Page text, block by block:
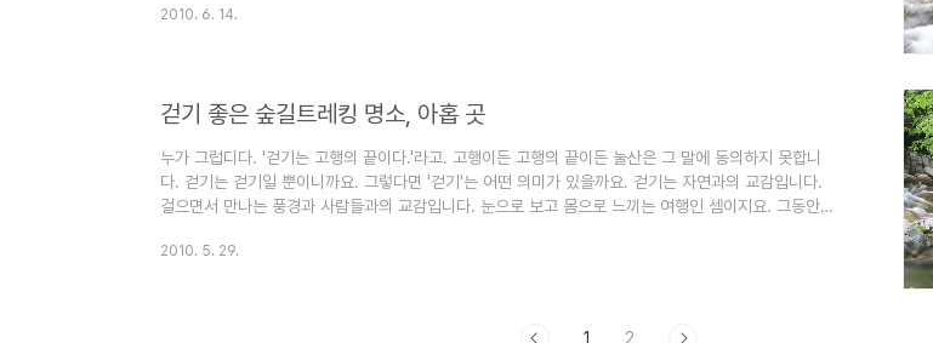
둔 월둔 달둔이고, 사가리는 인제군 기린면의 아침가리, 명지가리, 연가리, 적가리로 예로부터 인정하는
2010. 6. 14.
걷기 좋은 숲길트레킹 명소, 아홉 곳
누가 그럽디다. '걷기는 고행의 끝이다.'라고. 고행이든 고행의 끝이든 눌산은 그 말에 동의하지 못합니
다. 걷기는 걷기일 뿐이니까요. 그렇다면 '걷기'는 어떤 의미가 있을까요. 걷기는 자연과의 교감입니다.
걸으면서 만나는 풍경과 사람들과의 교감입니다. 눈으로 보고 몸으로 느끼는 여행인 셈이지요. 그동안
령 강선마을 가는 길 '나의 문화유산 답사기'에서 유홍준 님은 섬진강 하동포구 80리 길과 해남 대흥사
2010. 5. 29.
1 2